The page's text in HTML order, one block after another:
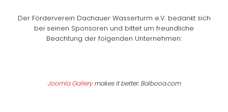
Der Förderverein Dachauer Wasserturm e.V. bedankt sich
bei seinen Sponsoren und bittet um freundliche
Beachtung der folgenden Unternehmen:
Joomla Gallerymakes it better. Balbooa.com